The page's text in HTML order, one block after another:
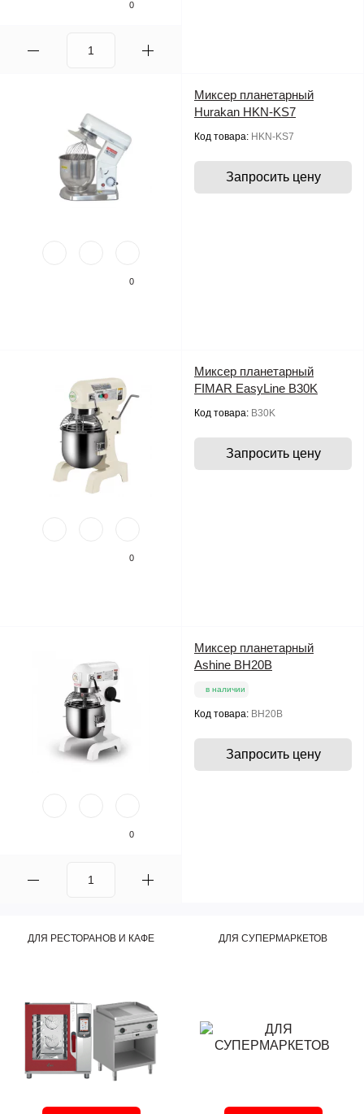
0
0
Миксер планетарный
Hurakan HKN-KS7
Код товара: HKN-KS7
Запросить цену
0
Миксер планетарный
FIMAR EasyLine B30K
Код товара: B30K
Запросить цену
0
Миксер планетарный
Ashine BH20B
в наличии
Код товара: BH20B
Запросить цену
ДЛЯ РЕСТОРАНОВ И КАФЕ ДЛЯ СУПЕРМАРКЕТОВ